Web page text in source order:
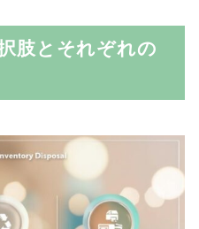
肢とそれぞれの